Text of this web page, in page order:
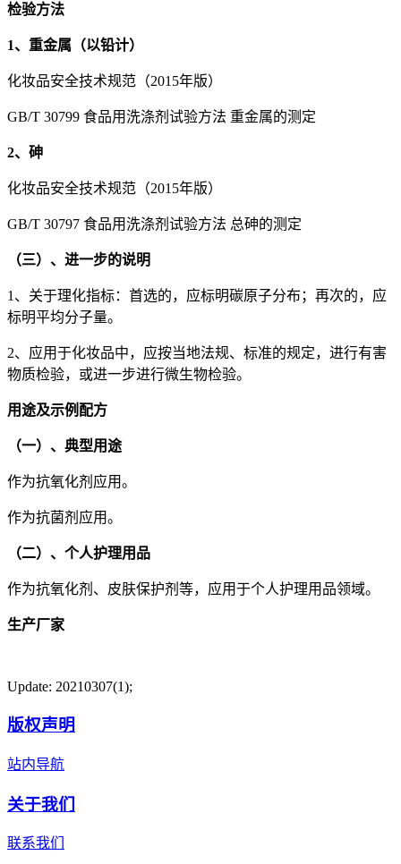
检验方法
1、重金属（以铅计）
化妆品安全技术规范（2015年版）
GB/T 30799 食品用洗涤剂试验方法 重金属的测定
2、砷
化妆品安全技术规范（2015年版）
GB/T 30797 食品用洗涤剂试验方法 总砷的测定
（三）、进一步的说明
1、关于理化指标：首选的，应标明碳原子分布；再次的，应
标明平均分子量。
2、应用于化妆品中，应按当地法规、标准的规定，进行有害
物质检验，或进一步进行微生物检验。
用途及示例配方
（一）、典型用途
作为抗氧化剂应用。
作为抗菌剂应用。
（二）、个人护理用品
作为抗氧化剂、皮肤保护剂等，应用于个人护理用品领域。
生产厂家
Update: 20210307(1);
版权声明
站内导航
关于我们
联系我们